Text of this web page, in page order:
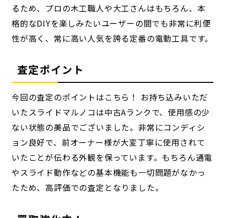
るため、プロの木工職人や大工さんはもちろん、本
格的なDIYを楽しみたいユーザーの間でも非常に利便
性が高く、常に高い人気を誇る定番の電動工具です。
査定ポイント
今回の査定のポイントはこちら！ お持ち込みいただ
いたスライドマルノコは中古Aランクで、使用感の少
ない状態の美品でございました。非常にコンディシ
ョン良好で、前オーナー様が大変丁寧に使用されて
いたことが伝わる外観を保っています。もちろん通電
やスライド動作などの基本機能も一切問題がなかっ
たため、高評価での査定となりました。